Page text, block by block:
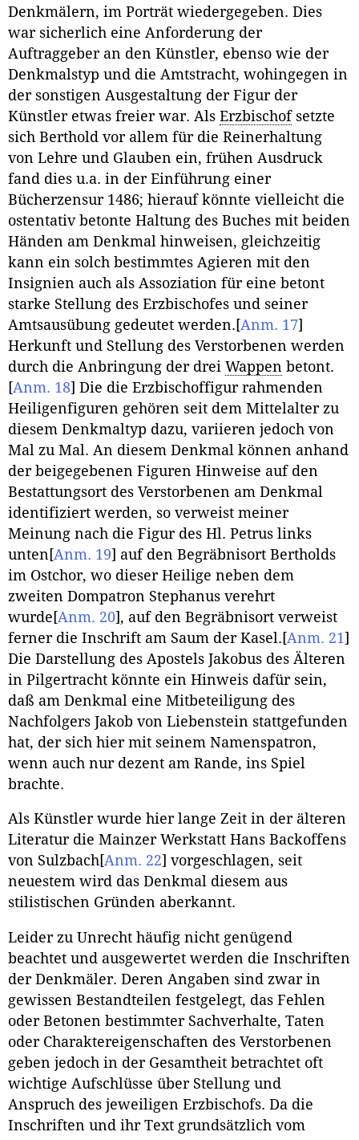
Denkmälern, im Porträt wiedergegeben. Dies
war sicherlich eine Anforderung der
Auftraggeber an den Künstler, ebenso wie der
Denkmalstyp und die Amtstracht, wohingegen in
der sonstigen Ausgestaltung der Figur der
Künstler etwas freier war. Als Erzbischofsetzte
sich Berthold vor allem für die Reinerhaltung
von Lehre und Glauben ein, frühen Ausdruck
fand dies u.a. in der Einführung einer
Bücherzensur 1486; hierauf könnte vielleicht die
ostentativ betonte Haltung des Buches mit beiden
Händen am Denkmal hinweisen, gleichzeitig
kann ein solch bestimmtes Agieren mit den
Insignien auch als Assoziation für eine betont
starke Stellung des Erzbischofes und seiner
Amtsausübung gedeutet werden. [Anm. 17]
Herkunft und Stellung des Verstorbenen werden
durch die Anbringung der drei Wappen betont.
[Anm. 18] Die die Erzbischoffigur rahmenden
Heiligenfiguren gehören seit dem Mittelalter zu
diesem Denkmaltyp dazu, variieren jedoch von
Mal zu Mal. An diesem Denkmal können anhand
der beigegebenen Figuren Hinweise auf den
Bestattungsort des Verstorbenen am Denkmal
identifiziert werden, so verweist meiner
Meinung nach die Figur des Hl. Petrus links
unten [Anm. 19] auf den Begräbnisort Bertholds
im Ostchor, wo dieser Heilige neben dem
zweiten Dompatron Stephanus verehrt
wurde [Anm. 20] , auf den Begräbnisort verweist
ferner die Inschrift am Saum der Kasel. [Anm. 21]
Die Darstellung des Apostels Jakobus des Älteren
in Pilgertracht könnte ein Hinweis dafür sein,
daß am Denkmal eine Mitbeteiligung des
Nachfolgers Jakob von Liebenstein stattgefunden
hat, der sich hier mit seinem Namenspatron,
wenn auch nur dezent am Rande, ins Spiel
brachte.
Als Künstler wurde hier lange Zeit in der älteren
Literatur die Mainzer Werkstatt Hans Backoffens
von Sulzbach[Anm. 22] vorgeschlagen, seit
neuestem wird das Denkmal diesem aus
stilistischen Gründen aberkannt.
Leider zu Unrecht häufig nicht genügend
beachtet und ausgewertet werden die Inschriften
der Denkmäler. Deren Angaben sind zwar in
gewissen Bestandteilen festgelegt, das Fehlen
oder Betonen bestimmter Sachverhalte, Taten
oder Charaktereigenschaften des Verstorbenen
geben jedoch in der Gesamtheit betrachtet oft
wichtige Aufschlüsse über Stellung und
Anspruch des jeweiligen Erzbischofs. Da die
Inschriften und ihr Text grundsätzlich vom